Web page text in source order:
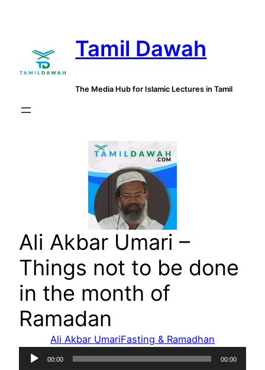
Tamil Dawah
The Media Hub for Islamic Lectures in Tamil
Ali Akbar Umari –
Things not to be done
in the month of
Ramadan
Ali Akbar UmariFasting & Ramadhan
Audio
00:00 00:00